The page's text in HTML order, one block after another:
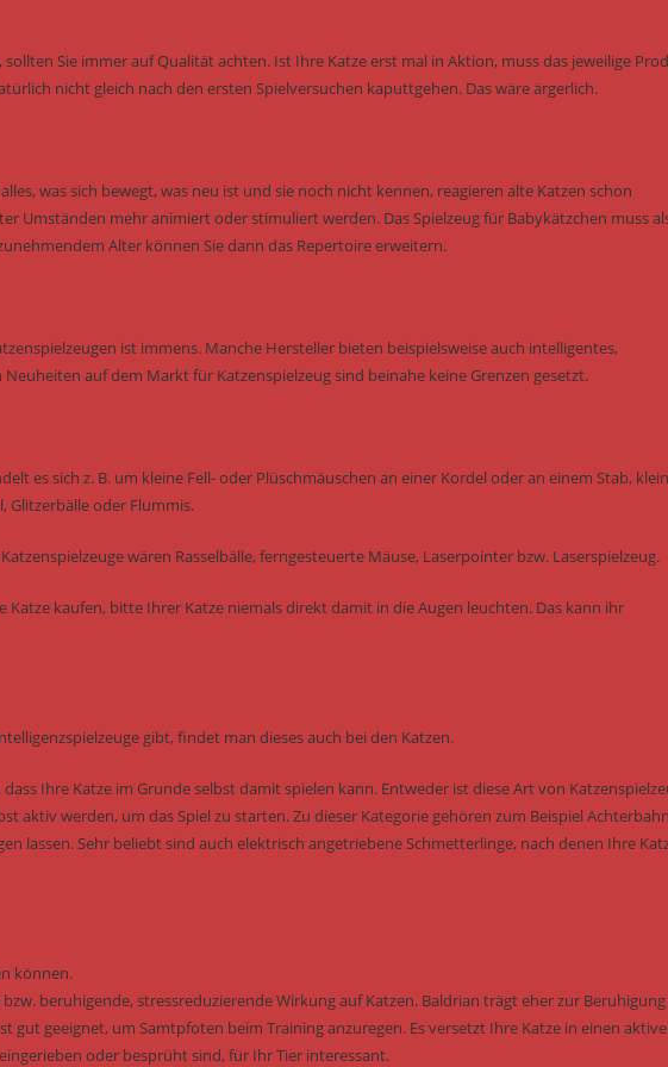
sollten Sie immer auf Qualität achten. Ist Ihre Katze erst mal in Aktion, muss das jeweilige
nicht gleich nach den ersten Spielversuchen kaputtgehen. Das wäre ärgerlich.
was sich bewegt, was neu ist und sie noch nicht kennen, reagieren alte Katzen schon
Umständen mehr animiert oder stimuliert werden. Das Spielzeug für Babykätzchen muss
Alter können Sie dann das Repertoire erweitern.
ist immens. Manche Hersteller bieten beispielsweise auch intelligentes,
auf dem Markt für Katzenspielzeug sind beinahe keine Grenzen gesetzt.
es sich z. B. um kleine Fell- oder Plüschmäuschen an einer Kordel oder an einem Stab,
Glitzerbälle oder Flummis.
wären Rasselbälle, ferngesteuerte Mäuse, Laserpointer bzw. Laserspielzeug.
Katze kaufen, bitte Ihrer Katze niemals direkt damit in die Augen leuchten. Das kann ihr
gibt, findet man dieses auch bei den Katzen.
Ihre Katze im Grunde selbst damit spielen kann. Entweder ist diese Art von
aktiv werden, um das Spiel zu starten. Zu dieser Kategorie gehören zum Beispiel
lassen. Sehr beliebt sind auch elektrisch angetriebene Schmetterlinge, nach denen Ihre
können.
beruhigende, stressreduzierende Wirkung auf Katzen. Baldrian trägt eher zur
gut geeignet, um Samtpfoten beim Training anzuregen. Es versetzt Ihre Katze in einen
oder besprüht sind, für Ihr Tier interessant.